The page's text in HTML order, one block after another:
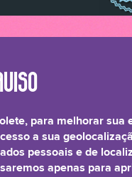
para melhorar sua
a sua
pessoais e de
apenas para